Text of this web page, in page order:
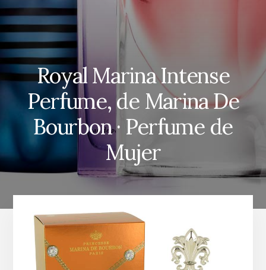
Royal Marina Intense
Perfume, de Marina De
Bourbon · Perfume de
Mujer